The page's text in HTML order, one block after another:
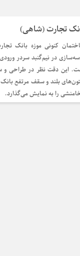
تجارت (شاهی)
کنونی موزه بانک
در نیم‌گنبد سردر
این دقت نظر در طراحی و
بلند و سقف مرتفع بانک
را به نمایش می‌گذارد.